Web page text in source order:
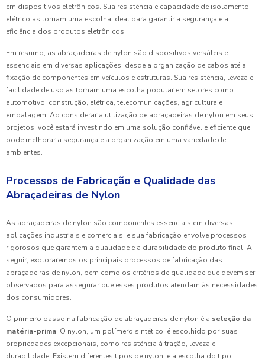
em dispositivos eletrônicos. Sua resistência e capacidade de isolamento
elétrico as tornam uma escolha ideal para garantir a segurança e a
eficiência dos produtos eletrônicos.
Em resumo, as abraçadeiras de nylon são dispositivos versáteis e
essenciais em diversas aplicações, desde a organização de cabos até a
fixação de componentes em veículos e estruturas. Sua resistência, leveza e
facilidade de uso as tornam uma escolha popular em setores como
automotivo, construção, elétrica, telecomunicações, agricultura e
embalagem. Ao considerar a utilização de abraçadeiras de nylon em seus
projetos, você estará investindo em uma solução confiável e eficiente que
pode melhorar a segurança e a organização em uma variedade de
ambientes.
Processos de Fabricação e Qualidade das
Abraçadeiras de Nylon
As abraçadeiras de nylon são componentes essenciais em diversas
aplicações industriais e comerciais, e sua fabricação envolve processos
rigorosos que garantem a qualidade e a durabilidade do produto final. A
seguir, exploraremos os principais processos de fabricação das
abraçadeiras de nylon, bem como os critérios de qualidade que devem ser
observados para assegurar que esses produtos atendam às necessidades
dos consumidores.
O primeiro passo na fabricação de abraçadeiras de nylon é a seleção da
matéria-prima. O nylon, um polímero sintético, é escolhido por suas
propriedades excepcionais, como resistência à tração, leveza e
durabilidade. Existem diferentes tipos de nylon, e a escolha do tipo